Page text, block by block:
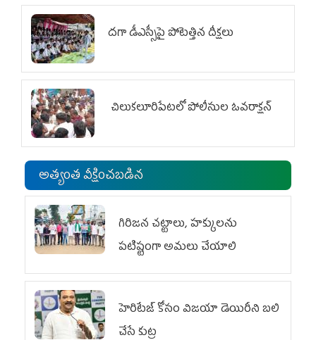
దగా డీఎస్సీపై పోటెత్తిన దీక్షలు
చిలుక‌లూరిపేట‌లో పోలీసుల ఓవ‌రాక్ష‌న్‌
అత్యంత వీక్షించబడిన
గిరిజన చట్టాలు, హక్కులను
పటిష్టంగా అమలు చేయాలి
హెరిటేజ్ కోసం విజయా డెయిరీని బలి
చేసే కుట్ర‌